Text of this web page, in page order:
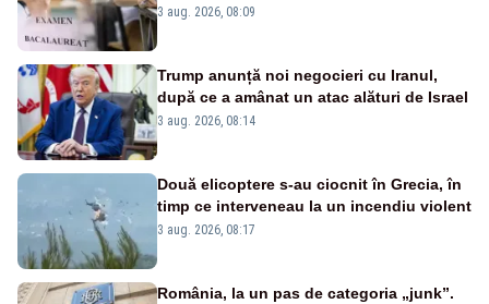
înscrişi
3 aug. 2026, 08:09
Trump anunță noi negocieri cu Iranul,
după ce a amânat un atac alături de Israel
3 aug. 2026, 08:14
Două elicoptere s-au ciocnit în Grecia, în
timp ce interveneau la un incendiu violent
3 aug. 2026, 08:17
România, la un pas de categoria „junk”.